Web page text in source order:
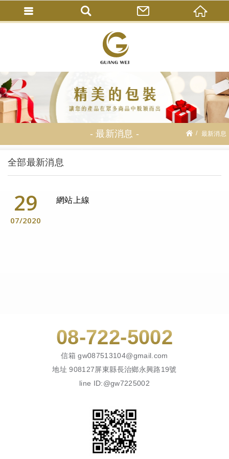
最新消息 最新消息
全部最新消息
29
07 2020
網站上線
08-722-5002
信箱gw087513104@gmail.com
地址908127屏東縣長治鄉永興路19號
line ID:@gw7225002